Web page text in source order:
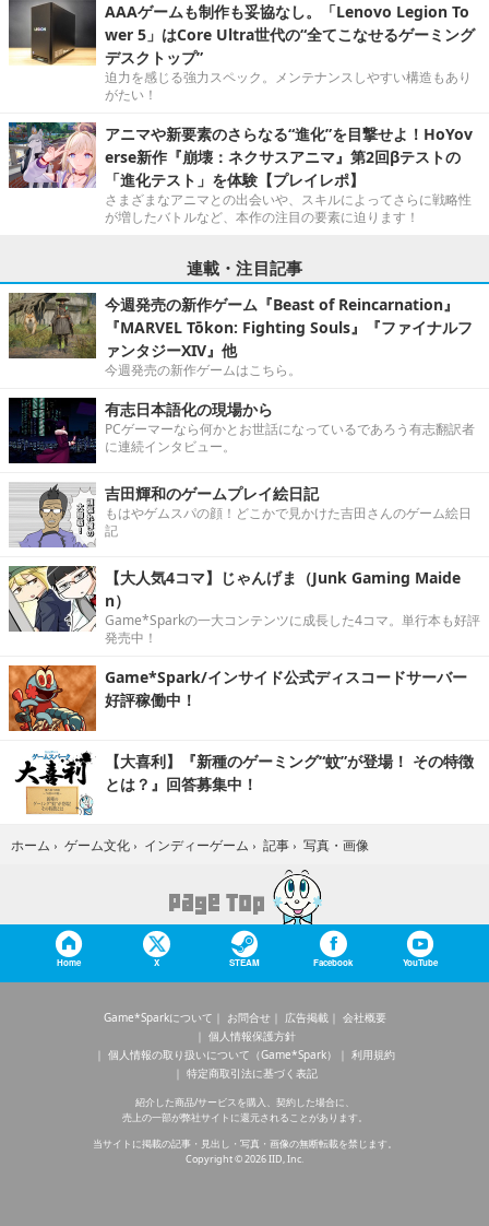
AAAゲームも制作も妥協なし。「Lenovo Legion To
wer 5」はCore Ultra世代の“全てこなせるゲーミング
デスクトップ”
迫力を感じる強力スペック。メンテナンスしやすい構造もあり
がたい！
アニマや新要素のさらなる“進化”を目撃せよ！HoYov
erse新作『崩壊：ネクサスアニマ』第2回βテストの
「進化テスト」を体験【プレイレポ】
さまざまなアニマとの出会いや、スキルによってさらに戦略性
が増したバトルなど、本作の注目の要素に迫ります！
連載・注目記事
今週発売の新作ゲーム『Beast of Reincarnation』
『MARVEL Tōkon: Fighting Souls』『ファイナルフ
ァンタジーXIV』他
今週発売の新作ゲームはこちら。
有志日本語化の現場から
PCゲーマーなら何かとお世話になっているであろう有志翻訳者
に連続インタビュー。
吉田輝和のゲームプレイ絵日記
もはやゲムスパの顔！どこかで見かけた吉田さんのゲーム絵日
記
【大人気4コマ】じゃんげま（Junk Gaming Maide
n）
Game*Sparkの一大コンテンツに成長した4コマ。単行本も好評
発売中！
Game*Spark/インサイド公式ディスコードサーバー
好評稼働中！
【大喜利】『新種のゲーミング“蚊”が登場！ その特徴
とは？』回答募集中！
ホーム › ゲーム文化 › インディーゲーム › 記事 › 写真・画像
Home X STEAM Facebook YouTube
Game*Sparkについて お問合せ 広告掲載
会社概要
個人情報保護方針
個人情報の取り扱いについて（Game*Spark）
利用規約
特定商取引法に基づく表記
紹介した商品/サービスを購入、契約した場合に、
売上の一部が弊社サイトに還元されることがあります。
当サイトに掲載の記事・見出し・写真・画像の無断転載を禁じます。
Copyright © 2026 IID, Inc.